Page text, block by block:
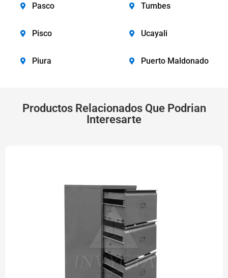
Pasco
Pisco
Piura
Tumbes
Ucayali
Puerto Maldonado
Productos Relacionados Que Podrian
Interesarte